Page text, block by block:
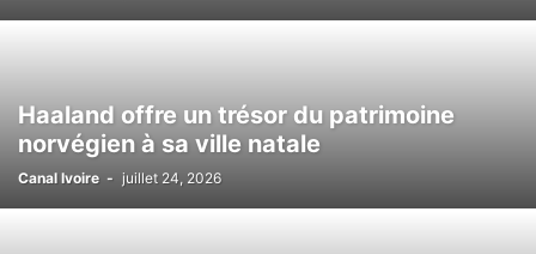
Haaland offre un trésor du patrimoine
norvégien à sa ville natale
Canal Ivoire - juillet 24, 2026